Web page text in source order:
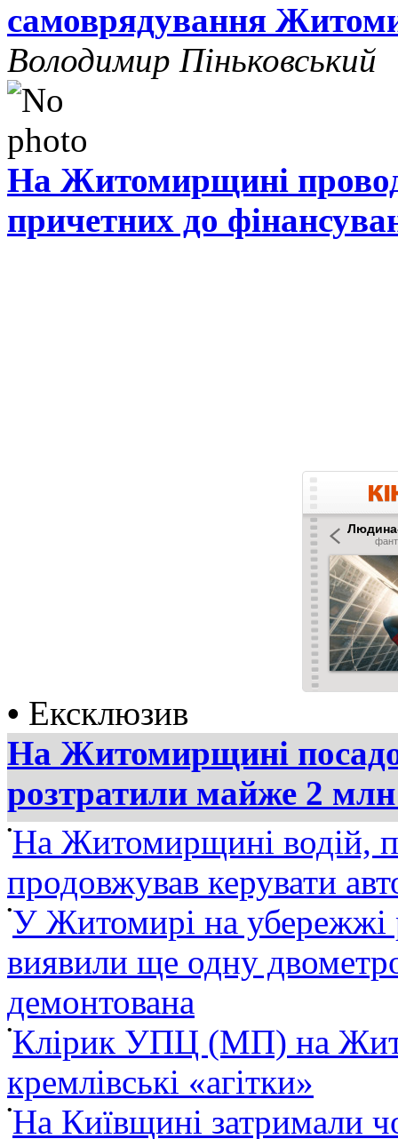
самоврядування
Володимир Піньковський
На Житомирщині
причетних до
• Ексклюзив
На Житомирщині
розтратили майже 2
•На Житомирщині водій,
продовжував керувати
•У Житомирі на убережжі
виявили ще одну
демонтована
•Клірик УПЦ (МП) на
кремлівські «агітки»
•На Київщині затримали